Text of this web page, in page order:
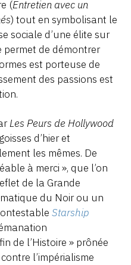
(Entretien avec un
) tout en symbolisant le
sociale d’une élite sur
permet de démontrer
est porteuse de
des passions est
Les Peurs de Hollywood
d’hier et
les mêmes. De
à merci », que l’on
de la Grande
du Noir ou un
Starship
de l’Histoire » prônée
l’impérialisme